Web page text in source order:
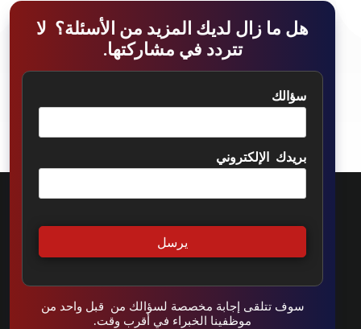
هل ما زال لديك المزيد من الأسئلة؟ لا
تتردد في مشاركتها.
سؤالك
بريدك الإلكتروني
سوف تتلقى إجابة مخصصة لسؤالك من قبل واحد من
موظفينا الخبراء في أقرب وقت.